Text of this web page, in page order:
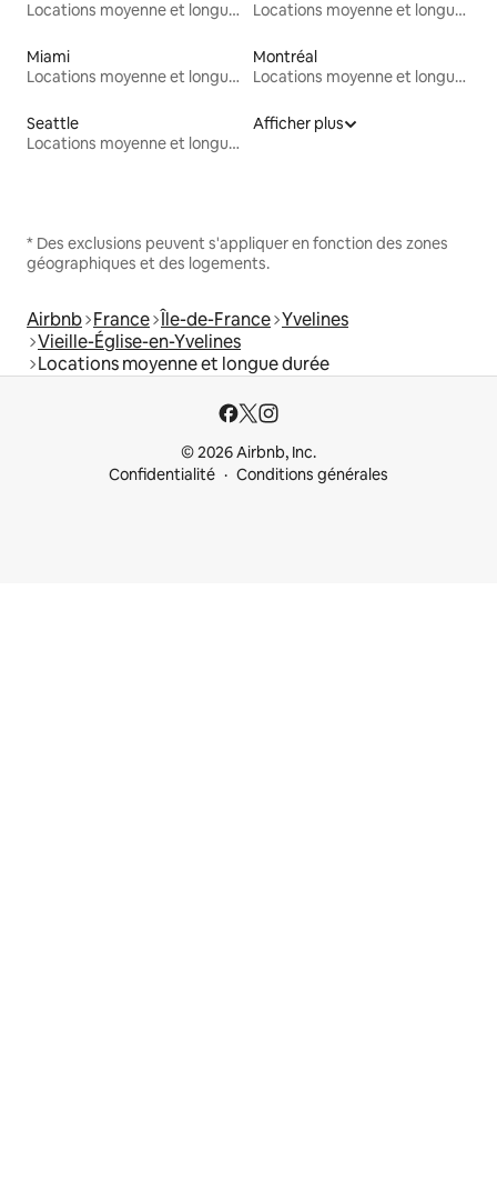
Locations moyenne et longue durée Locations moyenne et longue durée
Miami
Locations moyenne et longue durée
Montréal
Locations moyenne et longue durée
Seattle
Locations moyenne et longue durée
Afficher plus
* Des exclusions peuvent s'appliquer en fonction des zones
géographiques et des logements.
Airbnb France Île-de-France Yvelines
Vieille-Église-en-Yvelines
Locations moyenne et longue durée
© 2026 Airbnb, Inc.
Confidentialité
Conditions générales